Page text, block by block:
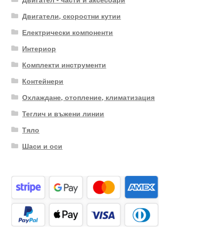
Двигатели, скоростни кутии
Електрически компоненти
Интериор
Комплекти инструменти
Контейнери
Охлаждане, отопление, климатизация
Теглич и въжени линии
Тяло
Шаси и оси